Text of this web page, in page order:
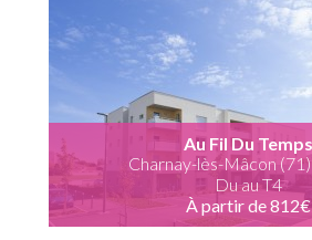
Au Fil Du Temps
Charnay-lès-Mâcon
Du au T4
À partir de 812€